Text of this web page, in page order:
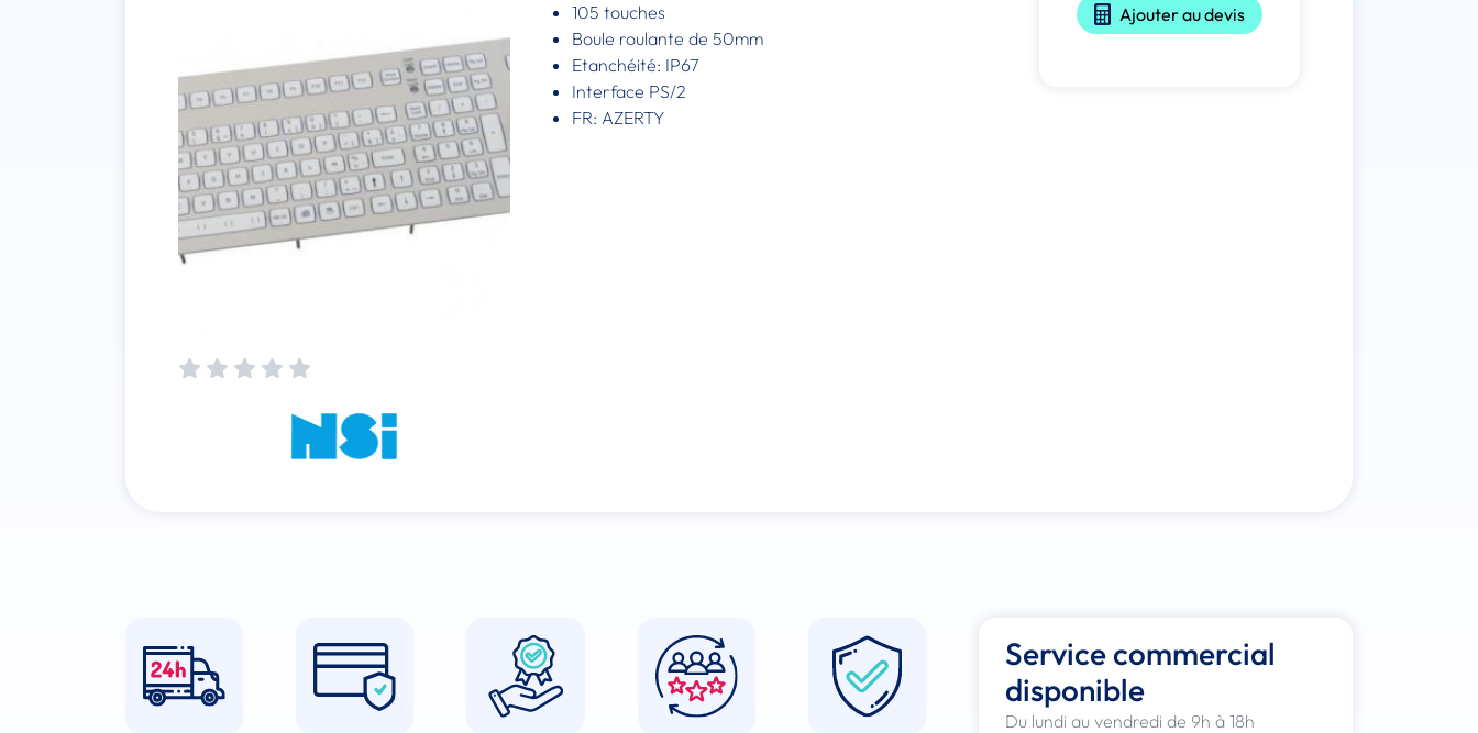
105 touches
Boule roulante de 50mm
Etanchéité: IP67
Interface PS/2
FR: AZERTY
Ajouter au devis
Service commercial
disponible
Du lundi au vendredi de 9h à 18h